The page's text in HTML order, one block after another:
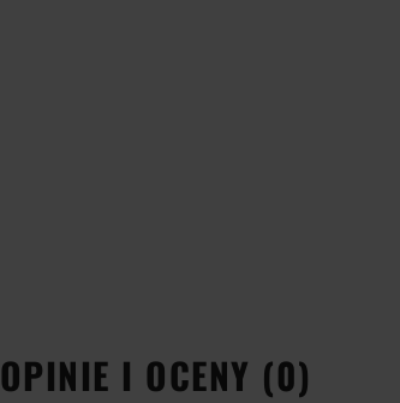
OPINIE I OCENY (0)